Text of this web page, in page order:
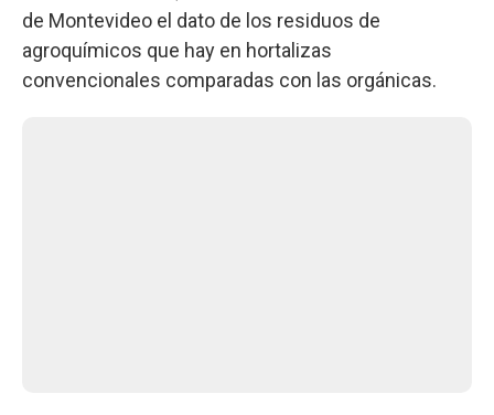
de Montevideo el dato de los residuos de
agroquímicos que hay en hortalizas
convencionales comparadas con las orgánicas.